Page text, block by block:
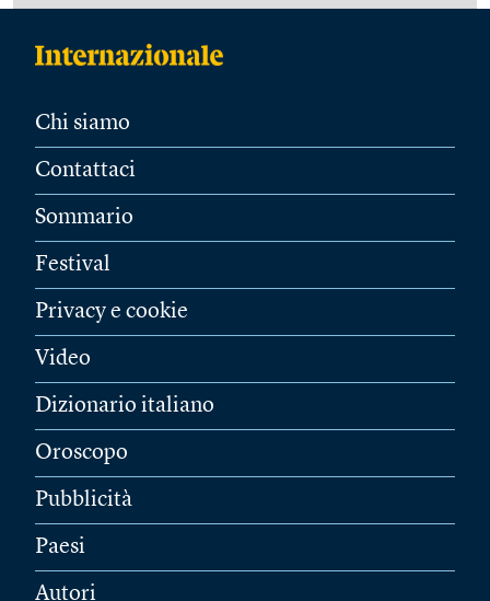
Chi siamo
Contattaci
Sommario
Festival
Privacy e cookie
Video
Dizionario italiano
Oroscopo
Pubblicità
Paesi
Autori